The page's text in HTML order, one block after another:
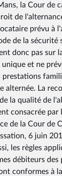
la Cour de
de
prévu à
de la sécurité
donc pas sur
et ne
prestations
alternée. La
la qualité de
consacrée par
de la Cour de
6 juin
les règles
débiteurs des
conformes à la